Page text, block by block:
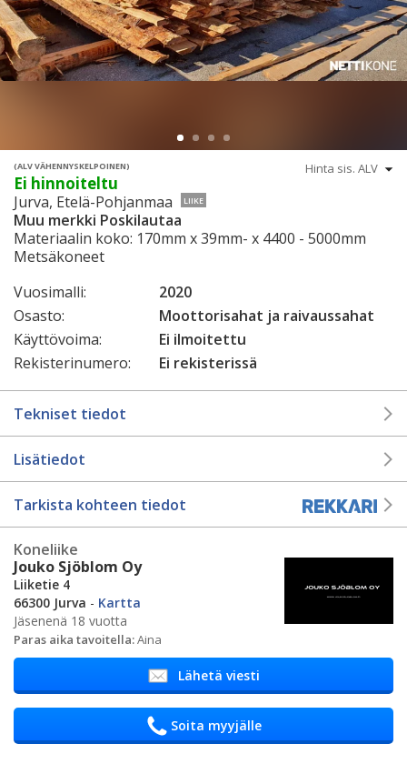
(ALV VÄHENNYSKELPOINEN)
Ei hinnoiteltu
Jurva, Etelä-Pohjanmaa LIIKE
Muu merkki Poskilautaa
Materiaalin koko: 170mm x 39mm- x 4400 - 5000mm
Metsäkoneet
Vuosimalli:
2020
Osasto:
Moottorisahat ja raivaussahat
Käyttövoima:
Ei ilmoitettu
Rekisterinumero:
Ei rekisterissä
Tekniset tiedot
Lisätiedot
Tarkista kohteen tiedot
Koneliike
Jouko Sjöblom Oy
Liiketie 4
66300 Jurva - Kartta
Jäsenenä 18 vuotta
Paras aika tavoitella:Aina
Lähetä viesti
Soita myyjälle